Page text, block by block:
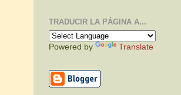
TRADUCIR LA PÁGINA A...
Powered by Translate